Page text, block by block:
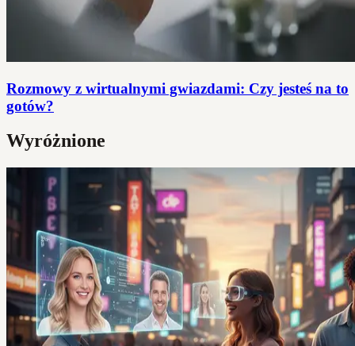
Rozmowy z wirtualnymi gwiazdami: Czy jesteś na to
gotów?
Wyróżnione